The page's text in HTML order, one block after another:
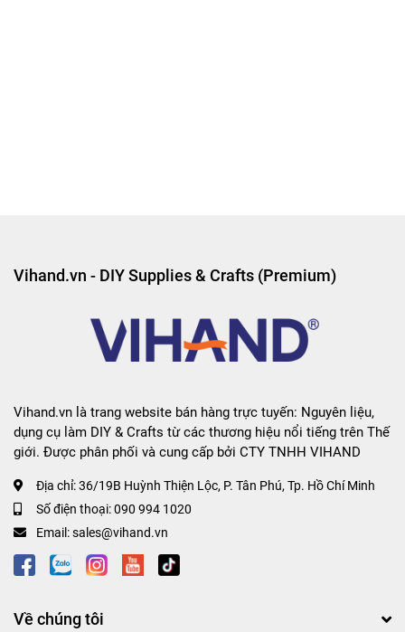
Vihand.vn - DIY Supplies & Crafts (Premium)
Vihand.vn là trang website bán hàng trực tuyến: Nguyên liệu,
dụng cụ làm DIY & Crafts từ các thương hiệu nổi tiếng trên Thế
giới. Được phân phối và cung cấp bởi CTY TNHH VIHAND
Địa chỉ:36/19B Huỳnh Thiện Lộc, P. Tân Phú, Tp. Hồ Chí Minh
Số điện thoại:090 994 1020
Email:sales@vihand.vn
Về chúng tôi